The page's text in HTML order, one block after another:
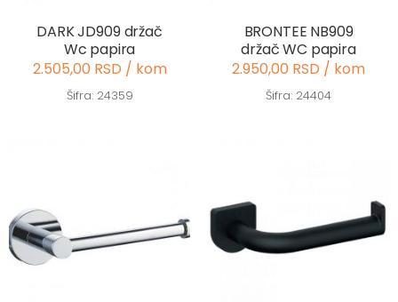
DARK JD909 držač
Wc papira
2.505,00 RSD / kom
Šifra: 24359
BRONTEE NB909
držač WC papira
2.950,00 RSD / kom
Šifra: 24404